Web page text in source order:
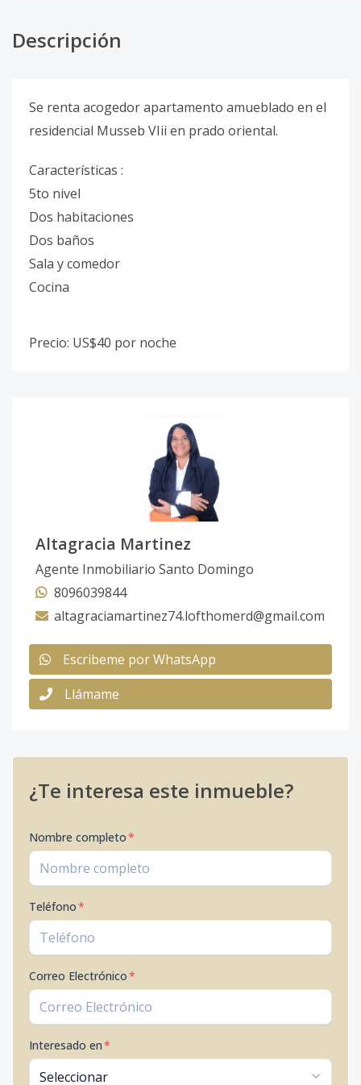
Descripción
Se renta acogedor apartamento amueblado en el
residencial Musseb VIii en prado oriental.
Características :
5to nivel
Dos habitaciones
Dos baños
Sala y comedor
Cocina
Precio: US$40 por noche
Altagracia Martinez
Agente Inmobiliario Santo Domingo
8096039844
altagraciamartinez74.lofthomerd@gmail.com
Escribeme por WhatsApp
Llámame
¿Te interesa este inmueble?
Nombre completo*
Teléfono*
Correo Electrónico*
Interesado en*